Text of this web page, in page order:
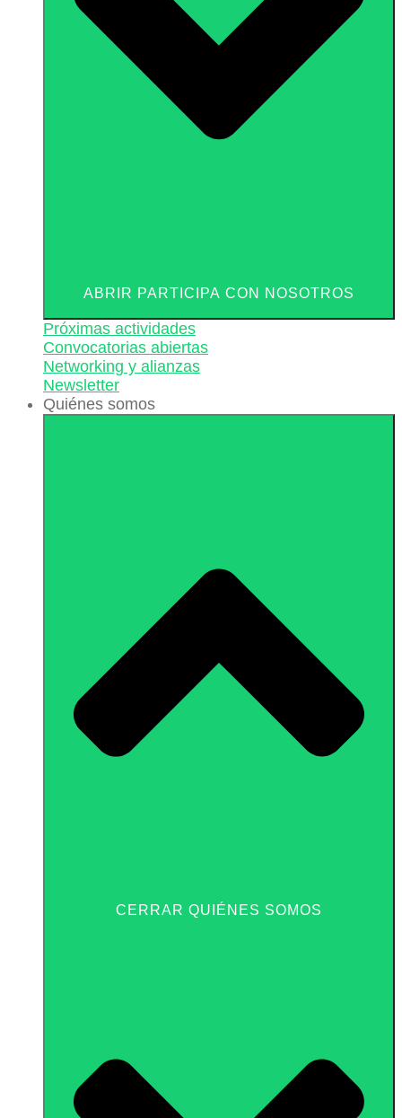
ABRIR PARTICIPA CON NOSOTROS
Próximas actividades
Convocatorias abiertas
Networking y alianzas
Newsletter
Quiénes somos
CERRAR QUIÉNES SOMOS